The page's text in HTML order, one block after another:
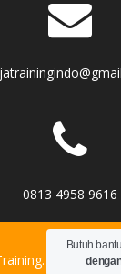
0813 4958 9616
Built using
Butuh